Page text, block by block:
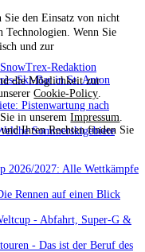
Sie den Einsatz von nicht
Technologien. Wenn Sie
und zur
die Möglichkeit zur
Cookie-Policy
in unseremImpressum
Ihren Rechten finden Sie
Redaktion
Ski-Bar in St. Anton
Pistenwartung nach
Sommerskigebiete
2026/2027: Alle Wettkämpfe
Rennen auf einen Blick
- Abfahrt, Super-G &
- Das ist der Beruf des